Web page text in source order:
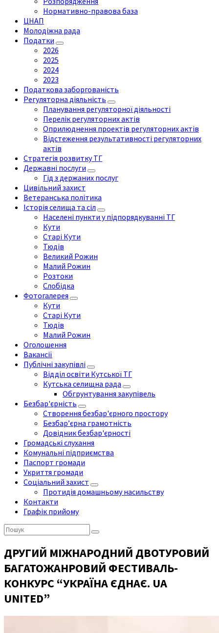
Нормативно-правова база
ЦНАП
Молодіжна рада
Податки
2026
2025
2024
2023
Податкова заборгованість
Регуляторна діяльність
Планування регуляторної діяльності
Перелік регуляторних актів
Оприлюднення проектів регуляторних актів
Відстеження результативності регуляторних
актів
Стратегія розвитку ТГ
Державні послуги
Гід з держаних послуг
Цивільний захист
Ветеранська політика
Історія селища та сіл
Населені пункти у підпорядкуванні ТГ
Кути
Старі Кути
Тюдів
Великий Рожин
Малий Рожин
Розтоки
Слобідка
Фотогалерея
Кути
Старі Кути
Тюдів
Малий Рожин
Оголошення
Вакансії
Публічні закупівлі
Відділ освіти Кутської ТГ
Кутська селищна рада
Обгрунтування закупівель
Безбар'єрність
Створення безбар'єрного простору
Безбар’єрна грамотність
Довідник безбар'єрності
Громадські слухання
Комунальні підприємства
Паспорт громади
Укриття громади
Соціальний захист
Протидія домашньому насильству
Контакти
Графік прийому
Пошук:
ДРУГИЙ МІЖНАРОДНИЙ ДВОТУРОВИЙ
БАГАТОЖАНРОВИЙ ФЕСТИВАЛЬ-
КОНКУРС “УКРАЇНА ЄДНАЄ. UA
UNITED”